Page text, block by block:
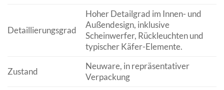
Detaillierungsgrad
Hoher Detailgrad im Innen- und
Außendesign, inklusive
Scheinwerfer, Rückleuchten und
typischer Käfer-Elemente.
Zustand
Neuware, in repräsentativer
Verpackung